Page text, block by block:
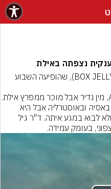
נצפתה באילת
בהחלט צורבת ולכן יש להיזהר ממנה ולא לבוא במגע איתה. ד"ר גיל
בעומק עמידה.